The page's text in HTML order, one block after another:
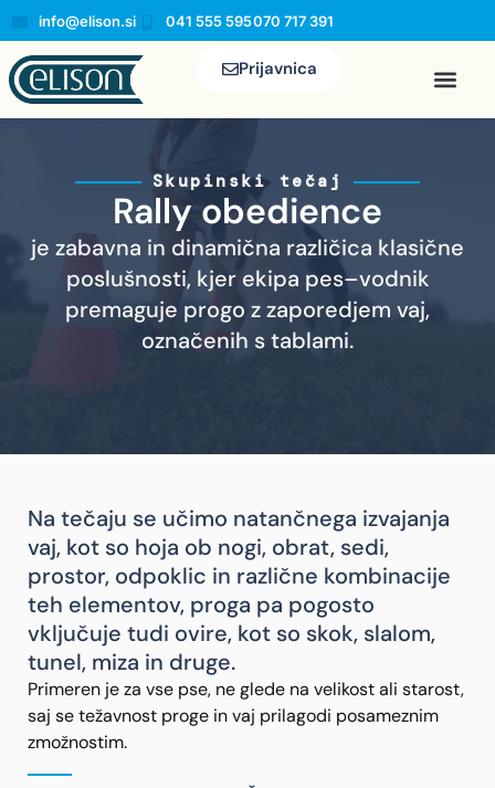
info@elison.si 041 555 595070 717 391
Prijavnica
Skupinski tečaj
Rally obedience
je zabavna in dinamična različica klasične
poslušnosti, kjer ekipa pes–vodnik
premaguje progo z zaporedjem vaj,
označenih s tablami.
Na tečaju se učimo natančnega izvajanja
vaj, kot so hoja ob nogi, obrat, sedi,
prostor, odpoklic in različne kombinacije
teh elementov, proga pa pogosto
vključuje tudi ovire, kot so skok, slalom,
tunel, miza in druge.
Primeren je za vse pse, ne glede na velikost ali starost,
saj se težavnost proge in vaj prilagodi posameznim
zmožnostim.